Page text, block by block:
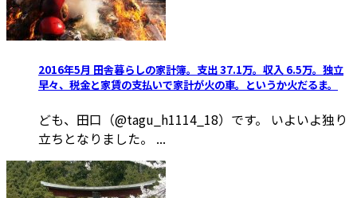
2016年5月 田舎暮らしの家計簿。支出 37.1万。収入 6.5万。独立
早々、税金と家賃の支払いで家計が火の車。というか火だるま。
ども、田口（@tagu_h1114_18）です。 いよいよ独り
立ちとなりました。 ...